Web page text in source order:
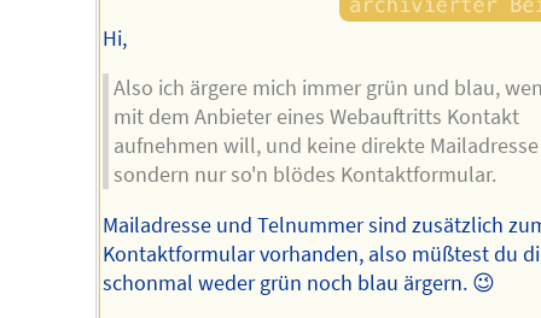
Hi,
Also ich ärgere mich immer grün und blau,
mit dem Anbieter eines Webauftritts Kontakt
aufnehmen will, und keine direkte
sondern nur so'n blödes Kontaktformular.
Mailadresse und Telnummer sind zusätzlich
Kontaktformular vorhanden, also müßtest du
schonmal weder grün noch blau ärgern. 😉